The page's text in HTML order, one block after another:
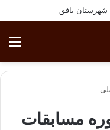
مسابقات